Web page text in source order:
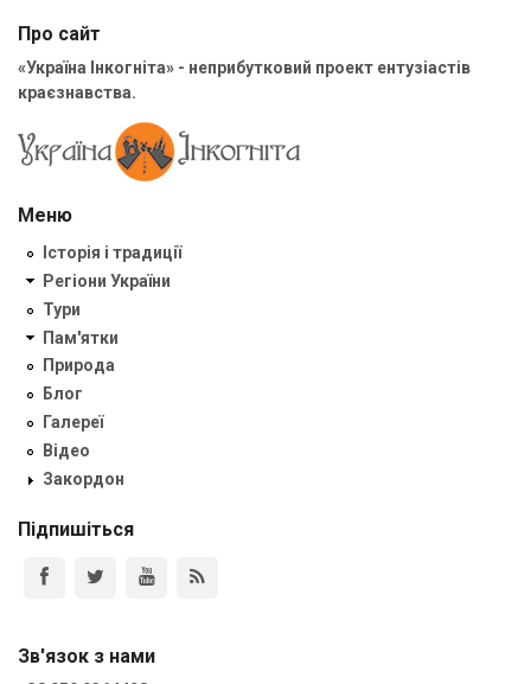
Про сайт
«Україна Інкогніта» - неприбутковий проект ентузіастів
краєзнавства.
Меню
Історія і традиції
Регіони України
Тури
Пам'ятки
Природа
Блог
Галереї
Відео
Закордон
Підпишіться
Зв'язок з нами